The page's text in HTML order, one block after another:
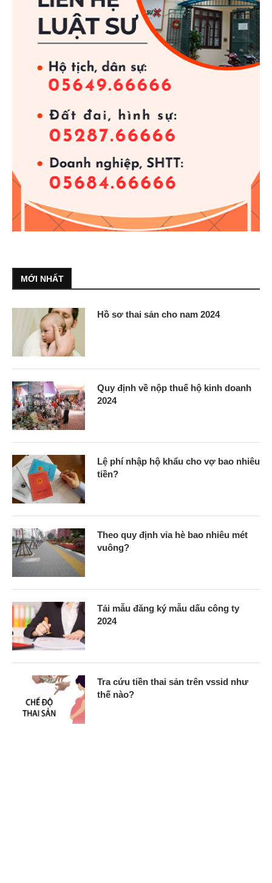
MỚI NHẤT
Hồ sơ thai sản cho nam 2024
Quy định về nộp thuế hộ kinh doanh
2024
Lệ phí nhập hộ khẩu cho vợ bao nhiêu
tiền?
Theo quy định vỉa hè bao nhiêu mét
vuông?
Tải mẫu đăng ký mẫu dấu công ty
2024
Tra cứu tiền thai sản trên vssid như
thế nào?